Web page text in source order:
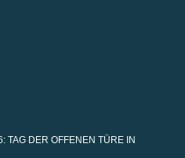
TAG DER OFFENEN TÜRE IN